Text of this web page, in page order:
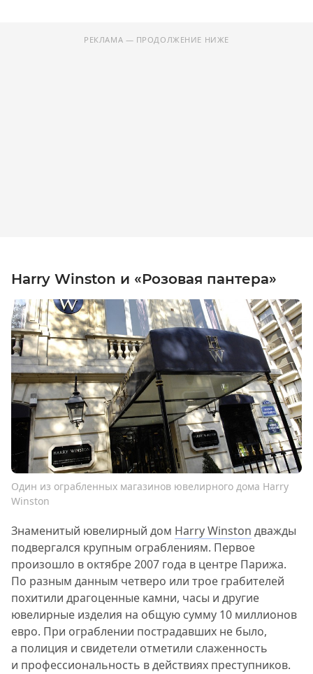
РЕКЛАМА — ПРОДОЛЖЕНИЕ НИЖЕ
Harry Winston и «Розовая пантера»
Один из ограбленных магазинов ювелирного дома Harry
Winston
Знаменитый ювелирный дом Harry Winston дважды
подвергался крупным ограблениям. Первое
произошло в октябре 2007 года в центре Парижа.
По разным данным четверо или трое грабителей
похитили драгоценные камни, часы и другие
ювелирные изделия на общую сумму 10 миллионов
евро. При ограблении пострадавших не было,
а полиция и свидетели отметили слаженность
и профессиональность в действиях преступников.